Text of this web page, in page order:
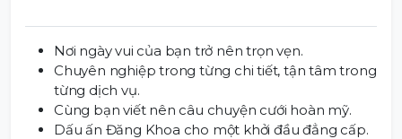
Nơi ngày vui của bạn trở nên trọn vẹn.
Chuyên nghiệp trong từng chi tiết, tận tâm trong
từng dịch vụ.
Cùng bạn viết nên câu chuyện cưới hoàn mỹ.
Dấu ấn Đăng Khoa cho một khởi đầu đẳng cấp.